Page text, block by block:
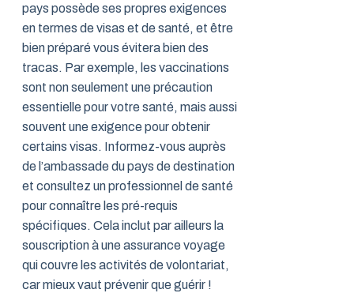
pays possède ses propres exigences
en termes de visas et de santé, et être
bien préparé vous évitera bien des
tracas. Par exemple, les vaccinations
sont non seulement une précaution
essentielle pour votre santé, mais aussi
souvent une exigence pour obtenir
certains visas. Informez-vous auprès
de l’ambassade du pays de destination
et consultez un professionnel de santé
pour connaître les pré-requis
spécifiques. Cela inclut par ailleurs la
souscription à une assurance voyage
qui couvre les activités de volontariat,
car mieux vaut prévenir que guérir !